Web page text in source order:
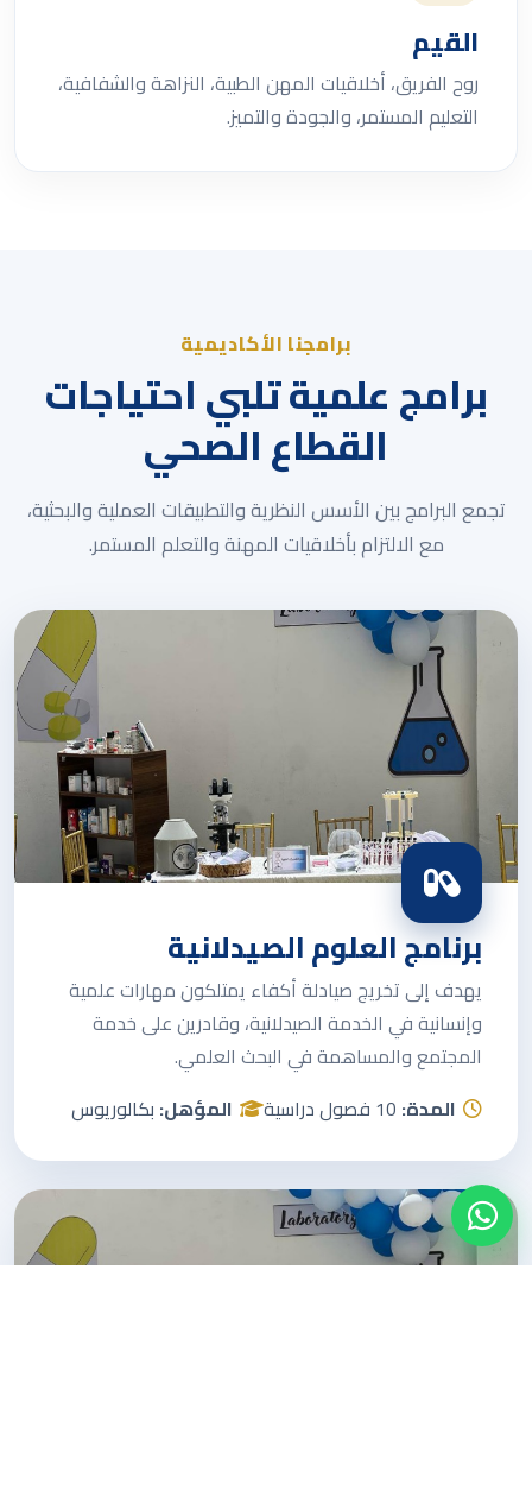
القيم
روح الفريق، أخلاقيات المهن الطبية، النزاهة والشفافية،
التعليم المستمر، والجودة والتميز.
برامجنا الأكاديمية
برامج علمية تلبي احتياجات
القطاع الصحي
تجمع البرامج بين الأسس النظرية والتطبيقات العملية والبحثية،
مع الالتزام بأخلاقيات المهنة والتعلم المستمر.
برنامج العلوم الصيدلانية
يهدف إلى تخريج صيادلة أكفاء يمتلكون مهارات علمية
وإنسانية في الخدمة الصيدلانية، وقادرين على خدمة
المجتمع والمساهمة في البحث العلمي.
المدة:10 فصول دراسية المؤهل:بكالوريوس